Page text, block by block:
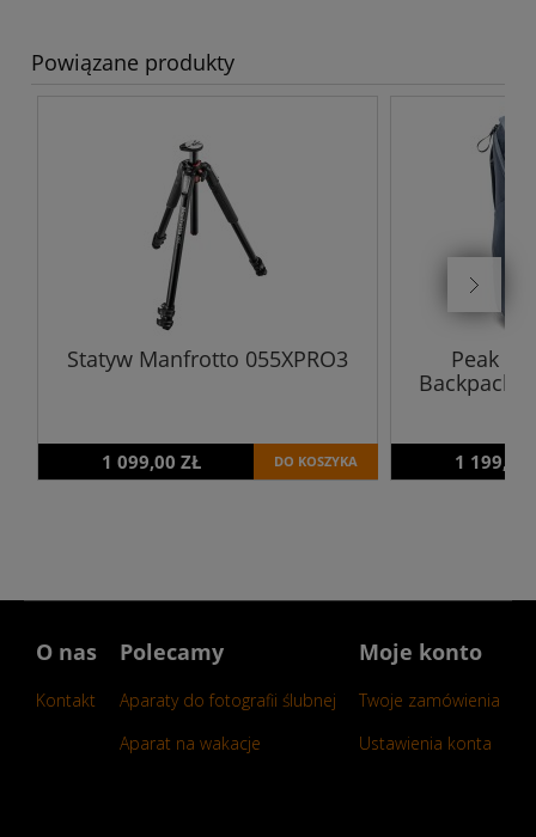
Powiązane produkty
Statyw Manfrotto 055XPRO3
1 099,00 ZŁ DO KOSZYKA
Peak
Backpack
1 199,00
O nas
Kontakt
Polecamy
Aparaty do fotografii ślubnej
Aparat na wakacje
Moje konto
Twoje zamówienia
Ustawienia konta